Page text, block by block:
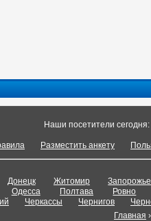
Наши посетители сегодня:
Разместить анкету
Донецк Житомир
Запорожье
Одесса Полтава
Ровно
Черкассы Чернигов
Главная